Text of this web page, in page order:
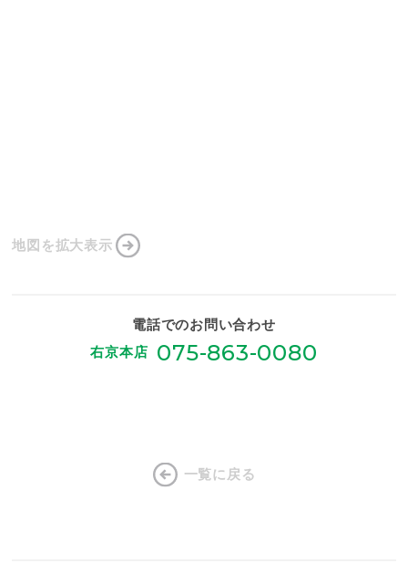
地図を拡大表示
電話でのお問い合わせ
右京本店
075-863-0080
一覧に戻る